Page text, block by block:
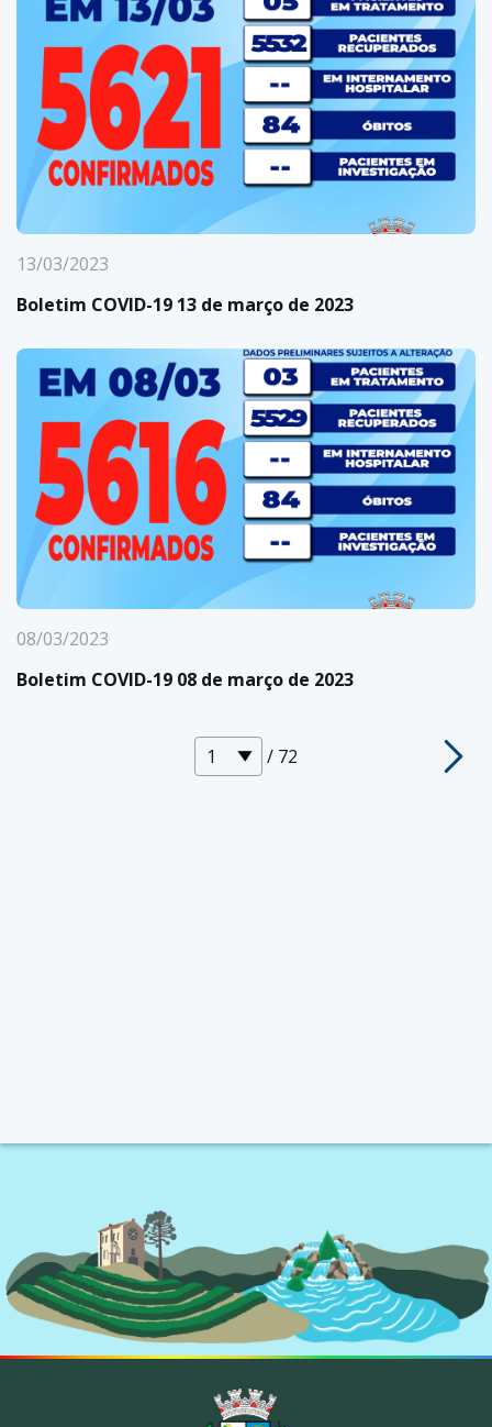
13/03/2023
Boletim COVID-19 13 de março de 2023
08/03/2023
Boletim COVID-19 08 de março de 2023
/ 72